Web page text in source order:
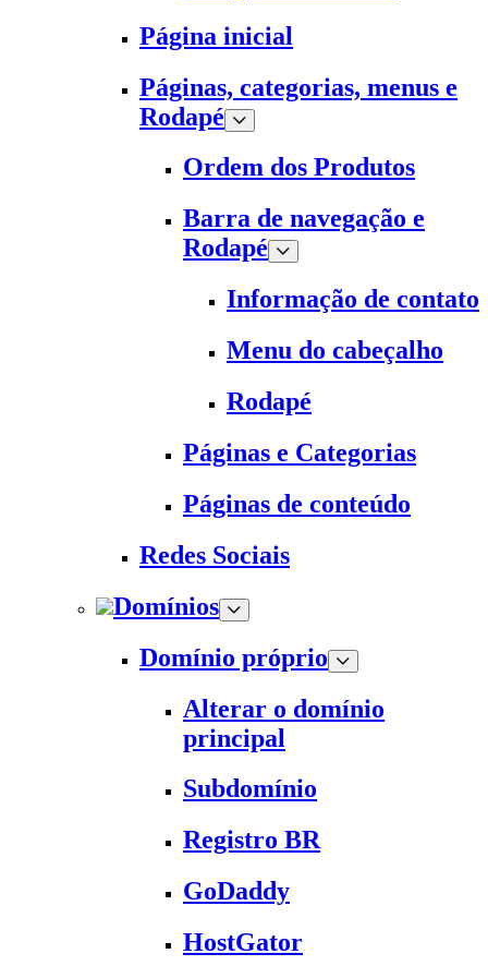
Página inicial
Páginas, categorias, menus e
Rodapé
Ordem dos Produtos
Barra de navegação e
Rodapé
Informação de contato
Menu do cabeçalho
Rodapé
Páginas e Categorias
Páginas de conteúdo
Redes Sociais
Domínios
Domínio próprio
Alterar o domínio
principal
Subdomínio
Registro BR
GoDaddy
HostGator